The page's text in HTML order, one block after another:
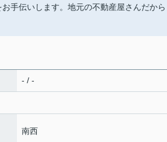
手伝いします。地元の不動産屋さんだか
- / -
南西